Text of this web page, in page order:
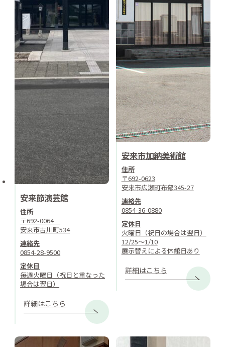
安来節演芸館
住所
〒692-0064
安来市古川町534
連絡先
0854-28-9500
定休日
毎週火曜日（祝日と重なった
場合は翌日）
詳細はこちら
安来市加納美術館
住所
〒692-0623
安来市広瀬町布部345-27
連絡先
0854-36-0880
定休日
火曜日（祝日の場合は翌日）
12/25～1/10
展示替えによる休館日あり
詳細はこちら